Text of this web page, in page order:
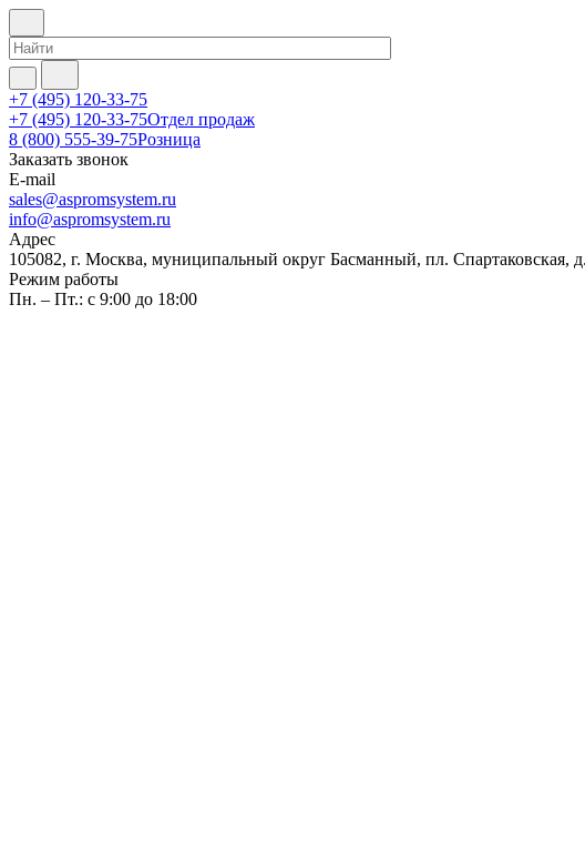
+7 (495) 120-33-75
+7 (495) 120-33-75Отдел продаж
8 (800) 555-39-75Розница
Заказать звонок
E-mail
sales@aspromsystem.ru
info@aspromsystem.ru
Адрес
105082, г. Москва, муниципальный округ Басманный, пл. Спартаковская,
Режим работы
Пн. – Пт.: с 9:00 до 18:00